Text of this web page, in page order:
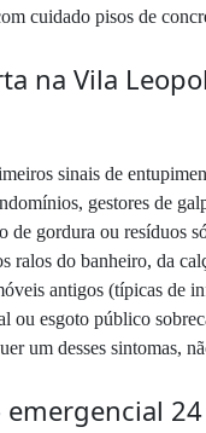
cuidado pisos de
na Vila
sinais de
gestores de
de gordura ou resíduos
ralos do banheiro, da
antigos (típicas de
ou esgoto público
um desses sintomas,